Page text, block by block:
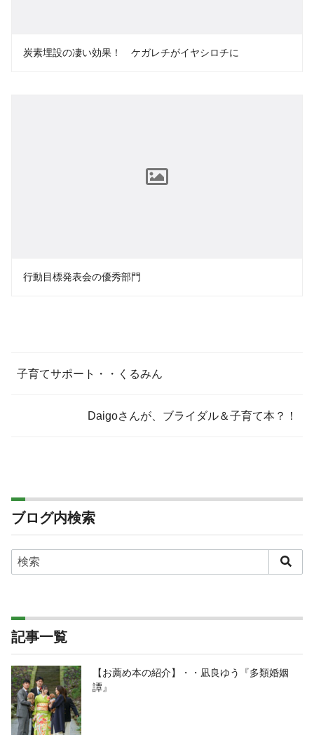
炭素埋設の凄い効果！ ケガレチがイヤシロチに
行動目標発表会の優秀部門
子育てサポート・・くるみん
Daigoさんが、ブライダル＆子育て本？！
ブログ内検索
記事一覧
【お薦め本の紹介】・・凪良ゆう『多類婚姻
譚』